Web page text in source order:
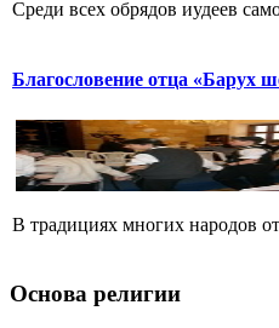
Среди всех обрядов иудеев
Благословение отца «Барух
В традициях многих народов
Основа религии